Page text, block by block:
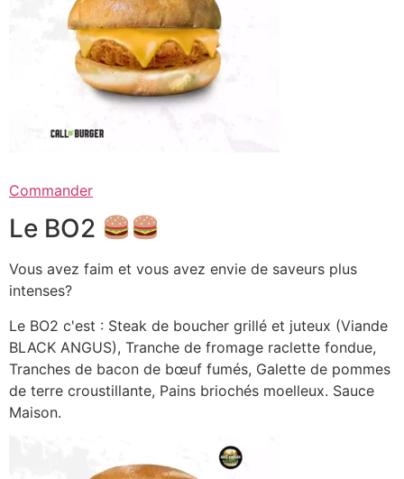
Commander
Le BO2
Vous avez faim et vous avez envie de saveurs plus
intenses?
Le BO2 c'est : Steak de boucher grillé et juteux (Viande
BLACK ANGUS), Tranche de fromage raclette fondue,
Tranches de bacon de bœuf fumés, Galette de pommes
de terre croustillante, Pains briochés moelleux. Sauce
Maison.